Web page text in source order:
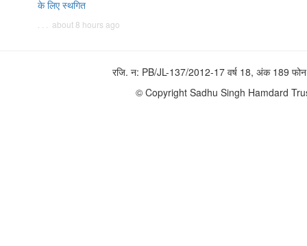
के लिए स्थगित
. . . about 8 hours ago
रजि. न: PB/JL-137/2012-17 वर्ष 18, अंक 189
© Copyright Sadhu Singh Hamdard